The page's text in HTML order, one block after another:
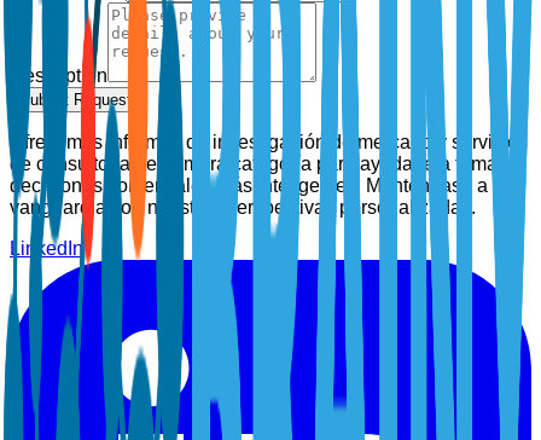
Description
Submit Request
Ofrecemos informes de investigación de mercado y servicios
de consultoría de primera categoría para ayudarle a tomar
decisiones comerciales más inteligentes. Manténgase a la
vanguardia con nuestras perspectivas personalizadas.
LinkedIn